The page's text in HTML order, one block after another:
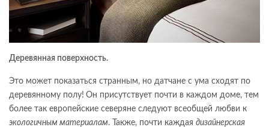
Деревянная поверхность.
Это может показаться странным, но датчане с ума сходят по
деревянному полу! Он присутствует почти в каждом доме, тем
более так европейские северяне следуют всеобщей любви к
экологичным материалам. Также, почти каждая дизайнерская